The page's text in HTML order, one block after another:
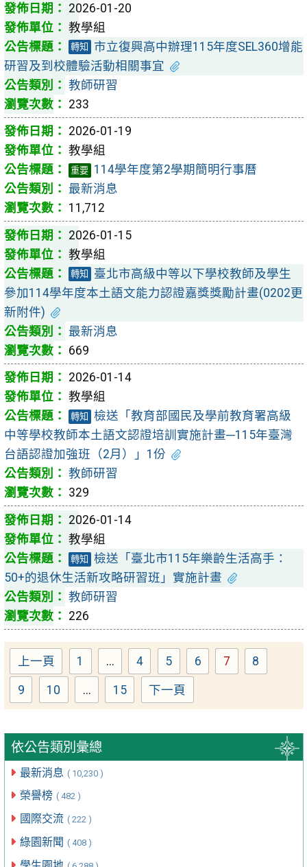
依公告類別彙總
最新消息 ( 10,230 )
榮譽榜 ( 482 )
國際交流 ( 222 )
綠園新聞 ( 408 )
2026-01-20
教學組
轉知
市立復興高中辦理115年度SEL360增能
研習及到校體驗活動相關事宜
教師研習
233
2026-01-19
教學組
重要 114學年度第2學期簡明行事曆
最新消息
11,712
2026-01-15
教學組
轉知
臺北市高級中等以下學校教師及學生
參加114學年度本土語文能力認證嘉獎獎勵計畫(0202更
新附件)
最新消息
669
2026-01-14
教學組
轉知
檢送「教育部國民及學前教育署高級
中等學校教師本土語文認證培訓實施計畫─115年臺灣
台語認證加強班（2月）」1份
教師研習
329
2026-01-14
教學組
轉知
檢送「臺北市115年樂齡生活高手：
50+的退休生活新攻略研習班」實施計畫
教師研習
226
上一頁 Page
1 ... Page
4 Page
5 Page
6 Page
7 8
Page
9 Page
10 ... Page
15 下一頁